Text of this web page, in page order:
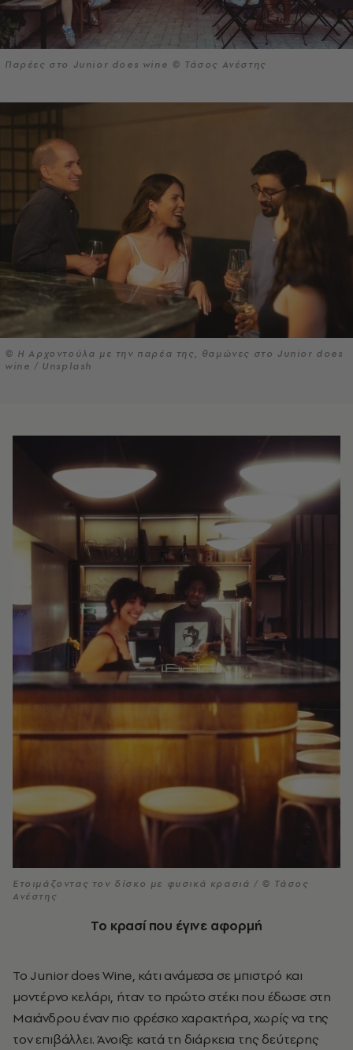
Παρέες στο Junior does wine © Τάσος Ανέστης
© Η Αρχοντούλα με την παρέα της, θαμώνες στο Junior does
wine / Unsplash
Ετοιμάζοντας τον δίσκο με φυσικά κρασιά / © Τάσος
Ανέστης
Το κρασί που έγινε αφορμή
To Junior does Wine, κάτι ανάμεσα σε μπιστρό και
μοντέρνο κελάρι, ήταν το πρώτο στέκι που έδωσε στη
Μαιάνδρου έναν πιο φρέσκο χαρακτήρα, χωρίς να της
τον επιβάλλει. Άνοιξε κατά τη διάρκεια της δεύτερης